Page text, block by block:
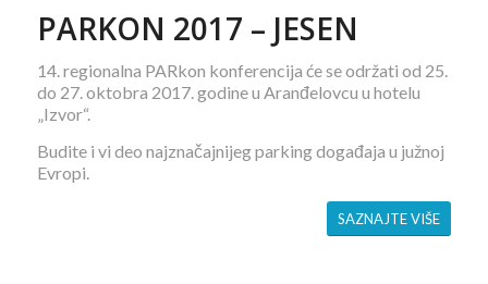
PARKON 2017 – JESEN
14. regionalna PARkon konferencija će se održati od 25.
do 27. oktobra 2017. godine u Aranđelovcu u hotelu
„Izvor“.
Budite i vi deo najznačajnijeg parking događaja u južnoj
Evropi.
SAZNAJTE VIŠE